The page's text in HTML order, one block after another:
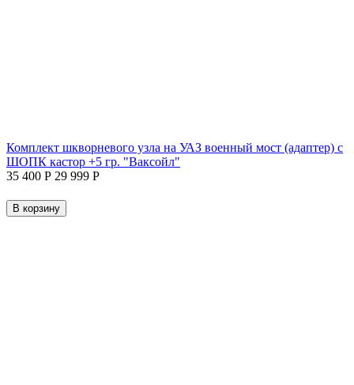
Комплект шкворневого узла на УАЗ военный мост (адаптер) с
ШОПК кастор +5 гр. "Ваксойл"
35 400 Р 29 999 Р
В корзину